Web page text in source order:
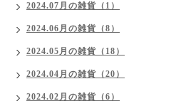
2024.07月の雑貨（1）
2024.06月の雑貨（8）
2024.05月の雑貨（18）
2024.04月の雑貨（20）
2024.02月の雑貨（6）